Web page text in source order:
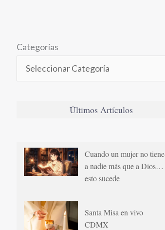
Categorías
Últimos Artículos
Cuando un mujer no tiene
a nadie más que a Dios…
esto sucede
Santa Misa en vivo
CDMX